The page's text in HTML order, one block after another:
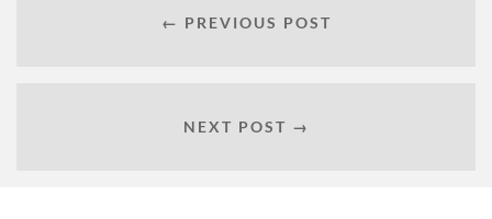
← PREVIOUS POST
NEXT POST →